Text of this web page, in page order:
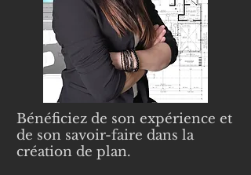
Bénéficiez de son expérience et
de son savoir-faire dans la
création de plan.